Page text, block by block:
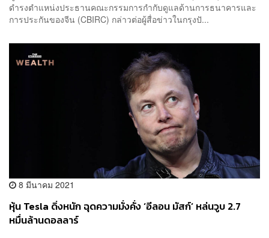
ดำรงตำแหน่งประธานคณะกรรมการกำกับดูแลด้านการธนาคารและ
การประกันของจีน (CBIRC) กล่าวต่อผู้สื่อข่าวในกรุงปั...
8 มีนาคม 2021
หุ้น Tesla ดิ่งหนัก ฉุดความมั่งคั่ง ‘อีลอน มัสก์’ หล่นวูบ 2.7
หมื่นล้านดอลลาร์